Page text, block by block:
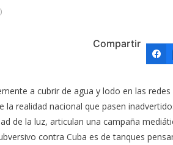
Compartir
a cubrir de agua y lodo en las
realidad nacional que pasen
de la luz, articulan una campaña
contra Cuba es de tanques